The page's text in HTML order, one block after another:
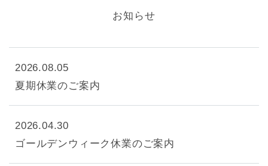
お知らせ
2026.08.05
夏期休業のご案内
2026.04.30
ゴールデンウィーク休業のご案内